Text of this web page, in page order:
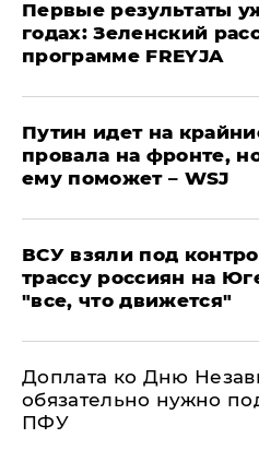
Первые результаты
годах: Зеленский
программе FREYJA
Путин идет на
провала на фронте,
ему поможет – WSJ
ВСУ взяли под
трассу россиян на
"все, что движется"
Доплата ко Дню
обязательно нужно
ПФУ